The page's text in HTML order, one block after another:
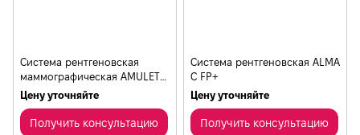
Cистема рентгеновская
маммографическая AMULET
SOPHINITY
Цену уточняйте
Получить консультацию
Система рентгеновская ALMA
C FP+
Цену уточняйте
Получить консультацию